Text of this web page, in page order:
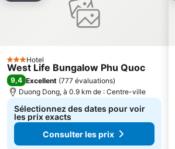
3 Étoiles
Hotel
West Life Bungalow Phu Quoc
9,4 Excellent (777 évaluations)
Duong Dong, à 0.9 km de : Centre-ville
Sélectionnez des dates pour voir
les prix exacts
Consulter les prix